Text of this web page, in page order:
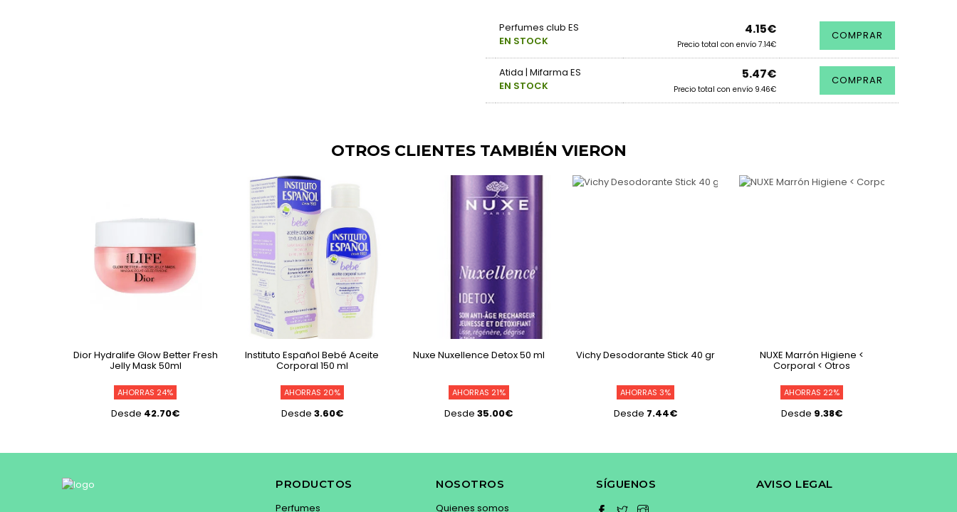
Perfumes club ES
EN STOCK
4.15€
Precio total con envío 7.14€
COMPRAR
Atida | Mifarma ES
EN STOCK
5.47€
Precio total con envío 9.46€
COMPRAR
OTROS CLIENTES TAMBIÉN VIERON
Dior Hydralife Glow Better Fresh
Jelly Mask 50ml
AHORRAS 24%
Desde 42.70€
Instituto Español Bebé Aceite
Corporal 150 ml
AHORRAS 20%
Desde 3.60€
Nuxe Nuxellence Detox 50 ml
AHORRAS 21%
Desde 35.00€
Vichy Desodorante Stick 40 gr
AHORRAS 3%
Desde 7.44€
NUXE Marrón Higiene <
Corporal < Otros
AHORRAS 22%
Desde 9.38€
PRODUCTOS
Perfumes
NOSOTROS
Quienes somos
SÍGUENOS AVISO LEGAL